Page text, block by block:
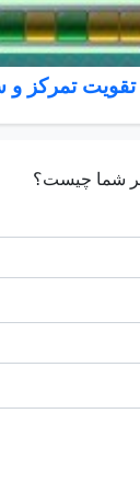
– تقویت
شما چیست؟